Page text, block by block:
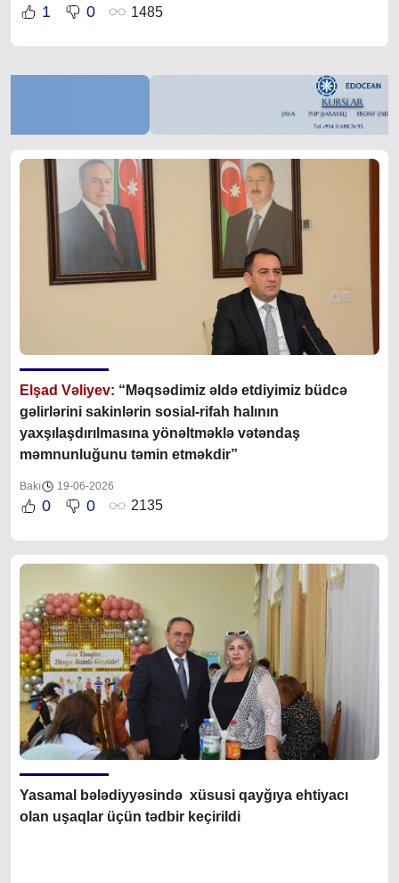
1 0 1485
Elşad Vəliyev: “Məqsədimiz əldə etdiyimiz büdcə
gəlirlərini sakinlərin sosial-rifah halının
yaxşılaşdırılmasına yönəltməklə vətəndaş
məmnunluğunu təmin etməkdir”
Bakı 19-06-2026
0 0 2135
Yasamal bələdiyyəsində xüsusi qayğıya ehtiyacı
olan uşaqlar üçün tədbir keçirildi